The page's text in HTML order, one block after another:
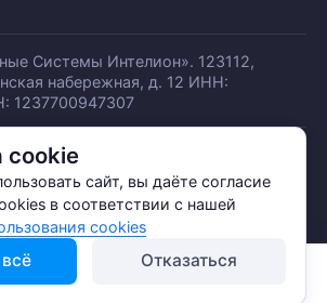
cookie
сайт, вы даёте согласие
в соответствии с нашей
cookies
Отказаться
Системы Интелион». 123112,
набережная, д. 12 ИНН:
1237700947307
2026
ПДн
куки